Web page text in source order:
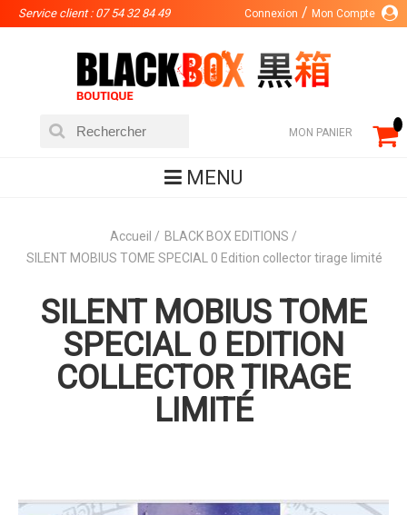
Service client : 07 54 32 84 49 Connexion Mon Compte
MON PANIER
MENU
Accueil
BLACK BOX EDITIONS
SILENT MOBIUS TOME SPECIAL 0 Edition collector tirage limité
SILENT MOBIUS TOME
SPECIAL 0 EDITION
COLLECTOR TIRAGE
LIMITÉ